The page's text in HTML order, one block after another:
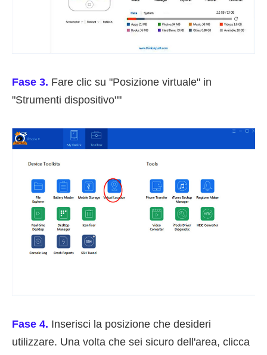
Fase 3. Fare clic su "Posizione virtuale" in
"Strumenti dispositivo""
Fase 4. Inserisci la posizione che desideri
utilizzare. Una volta che sei sicuro dell'area, clicca